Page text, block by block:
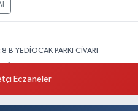
B YEDİOCAK PARKI CİVARI
Eczaneler